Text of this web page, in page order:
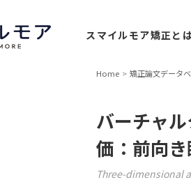
スマイルモア矯正と
Home 矯正論文データ
バーチャ
価：前向
Three-dimensional